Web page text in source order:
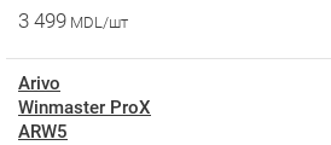
3 499 MDL/шт
Arivo
Winmaster ProX
ARW5